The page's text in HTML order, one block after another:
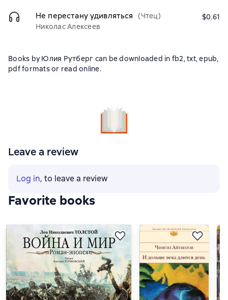
Не перестану удивляться
(Чтец)
Николас Алексеев
$0.61
Books by Юлия Рутберг can be downloaded in fb2, txt, epub,
pdf formats or read online.
Leave a review
Log in, to leave a review
Favorite books